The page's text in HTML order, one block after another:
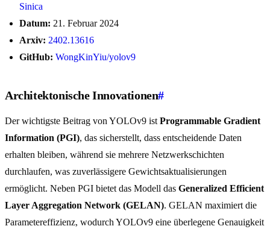
Sinica
Datum: 21. Februar 2024
Arxiv: 2402.13616
GitHub: WongKinYiu/yolov9
Architektonische Innovationen#
Der wichtigste Beitrag von YOLOv9 ist Programmable Gradient
Information (PGI), das sicherstellt, dass entscheidende Daten
erhalten bleiben, während sie mehrere Netzwerkschichten
durchlaufen, was zuverlässigere Gewichtsaktualisierungen
ermöglicht. Neben PGI bietet das Modell das Generalized Efficient
Layer Aggregation Network (GELAN). GELAN maximiert die
Parametereffizienz, wodurch YOLOv9 eine überlegene Genauigkeit